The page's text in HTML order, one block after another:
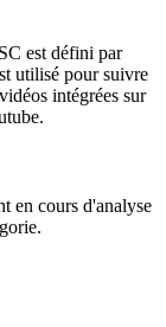
est défini par
utilisé pour suivre
intégrées sur
en cours d'analyse